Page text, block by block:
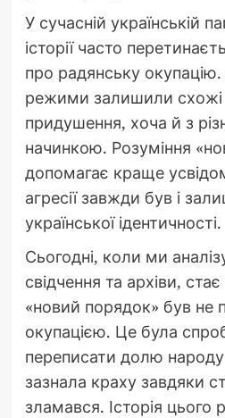
У сучасній українській
історії часто
про радянську окупацію.
режими залишили
придушення, хоча й з
начинкою. Розуміння
допомагає краще
агресії завжди був і
української ідентичності.
Сьогодні, коли ми
свідчення та архіви,
«новий порядок» був не
окупацією. Це була
переписати долю
зазнала краху завдяки
зламався. Історія